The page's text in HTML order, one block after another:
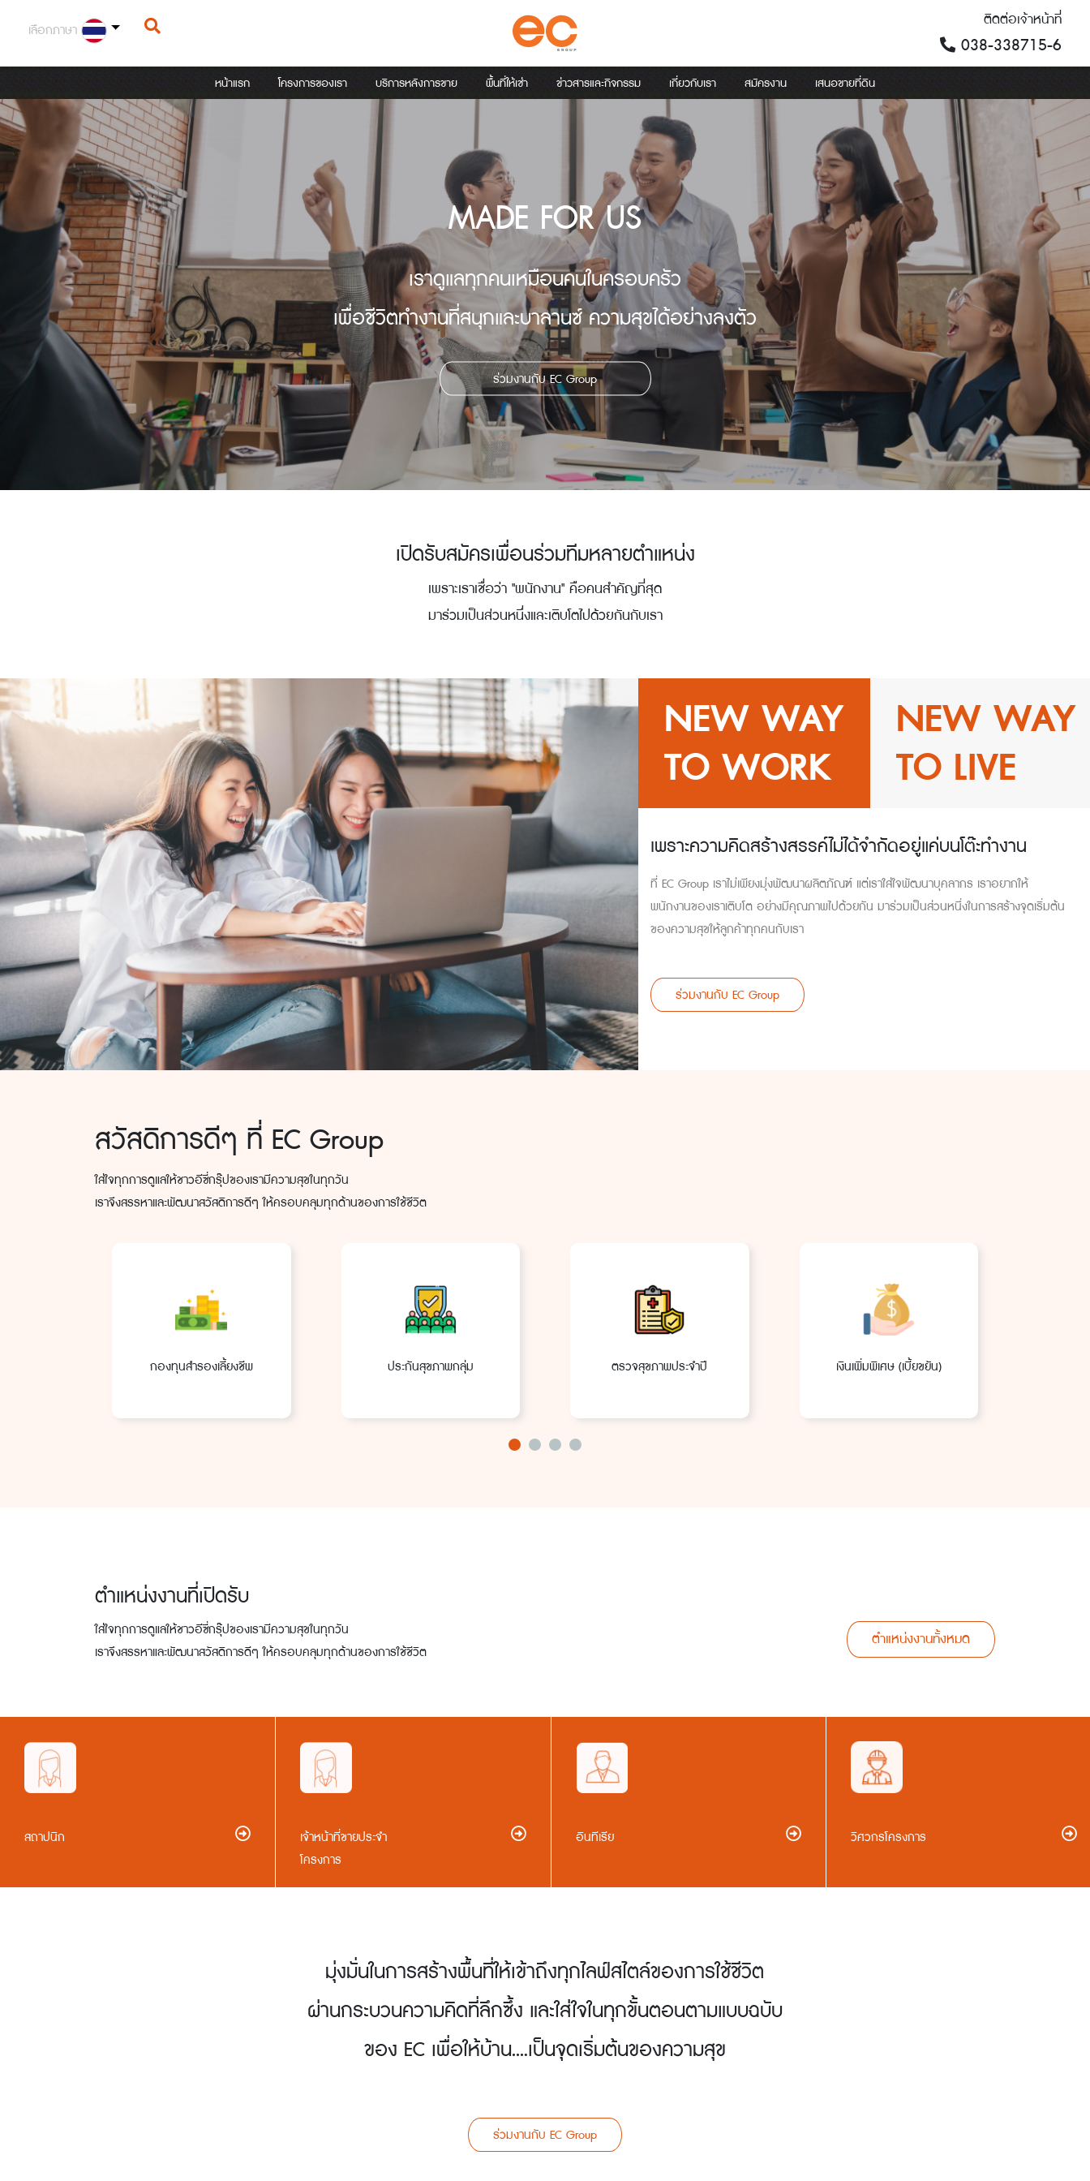
เลือกภาษา ติดต่อเจ้าหน้าที่
038-338715-6
หน้าแรก โครงการของเรา บริการหลังการขาย พื้นที่ให้เช่า ข่าวสารและกิจกรรม เกี่ยวกับเรา สมัครงาน เสนอขายที่ดิน
MADE FOR US
เราดูแลทุกคนเหมือนคนในครอบครัว
เพื่อชีวิตทำงานที่สนุกและบาลานซ์ ความสุขได้อย่างลงตัว
ร่วมงานกับ EC Group
เปิดรับสมัครเพื่อนร่วมทีมหลายตำแหน่ง
เพราะเราเชื่อว่า "พนักงาน" คือคนสำคัญที่สุด
มาร่วมเป็นส่วนหนึ่งและเติบโตไปด้วยกันกับเรา
NEW WAY
TO WORK
NEW WAY
TO LIVE
เพราะความคิดสร้างสรรค์ไม่ได้จำกัดอยู่แค่บนโต๊ะทำงาน
ที่ EC Group เราไม่เพียงมุ่งพัฒนาผลิตภัณฑ์ แต่เราใส่ใจพัฒนาบุคลากร เราอยากให้
พนักงานของเราเติบโต อย่างมีคุณภาพไปด้วยกัน มาร่วมเป็นส่วนหนึ่งในการสร้างจุดเริ่มต้น
ของความสุขให้ลูกค้าทุกคนกับเรา
ร่วมงานกับ EC Group
สวัสดิการดีๆ ที่ EC Group
ใส่ใจทุกการดูแลให้ชาวอีซี่กรุ๊ปของเรามีความสุขในทุกวัน
เราจึงสรรหาและพัฒนาสวัสดิการดีๆ ให้ครอบคลุมทุกด้านของการใช้ชีวิต
กองทุนสำรองเลี้ยงชีพ ประกันสุขภาพกลุ่ม ตรวจสุขภาพประจำปี เงินเพิ่มพิเศษ (เบี้ยขยัน)
ตำแหน่งงานที่เปิดรับ
ใส่ใจทุกการดูแลให้ชาวอีซี่กรุ๊ปของเรามีความสุขในทุกวัน
เราจึงสรรหาและพัฒนาสวัสดิการดีๆ ให้ครอบคลุมทุกด้านของการใช้ชีวิต
ตำแหน่งงานทั้งหมด
สถาปนิก
เจ้าหน้าที่ขายประจำ
โครงการ
อินทีเรีย วิศวกรโครงการ
มุ่งมั่นในการสร้างพื้นที่ให้เข้าถึงทุกไลฟ์สไตล์ของการใช้ชีวิต
ผ่านกระบวนความคิดที่ลึกซึ้ง และใส่ใจในทุกขั้นตอนตามแบบฉบับ
ของ EC เพื่อให้บ้าน....เป็นจุดเริ่มต้นของความสุข
ร่วมงานกับ EC Group